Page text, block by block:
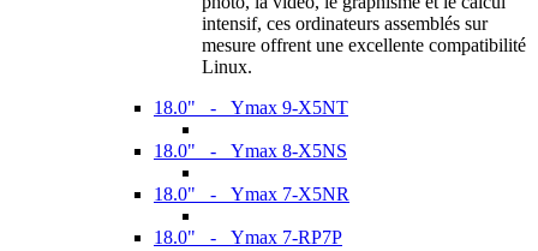
intensif, ces ordinateurs assemblés sur
mesure offrent une excellente compatibilité
Linux.
18.0" - Ymax 9-X5NT
18.0" - Ymax 8-X5NS
18.0" - Ymax 7-X5NR
18.0" - Ymax 7-RP7P